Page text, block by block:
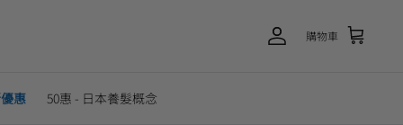
購物車
惠 50惠 - 日本養髮概念